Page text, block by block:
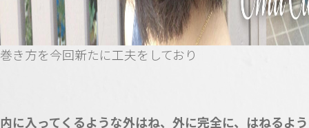
巻き方を今回新たに工夫をしており
内に入ってくるような外はね、外に完全に、はねるよ